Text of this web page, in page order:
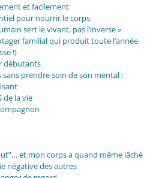
et facilement
pour nourrir le corps
sert le vivant, pas l’inverse »
familial qui produit toute l’année
!)
débutants
prendre soin de son mental :
de la vie
et mon corps a quand même lâché
négative des autres